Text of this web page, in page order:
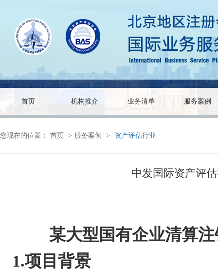
首页 机构推介 业务清单 服务案例
您现在的位置： 首页 > 服务案例 > 资产评估行业
中发国际资产评
某大型国有企业清算
1.项目背景